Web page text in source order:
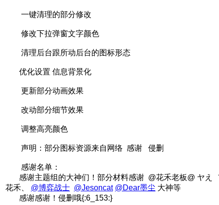
一键清理的部分修改
修改下拉弹窗文字颜色
清理后台跟所动后台的图标形态
优化设置 信息背景化
更新部分动画效果
改动部分细节效果
调整高亮颜色
声明：部分图标资源来自网络 感谢 侵删
感谢名单：
感谢主题组的大神们！部分材料感谢 @花禾老板@ ヤえ
花禾、 @博弈战士 @Jesoncat @Dear墨尘 大神等
感谢感谢！侵删哦{:6_153:}